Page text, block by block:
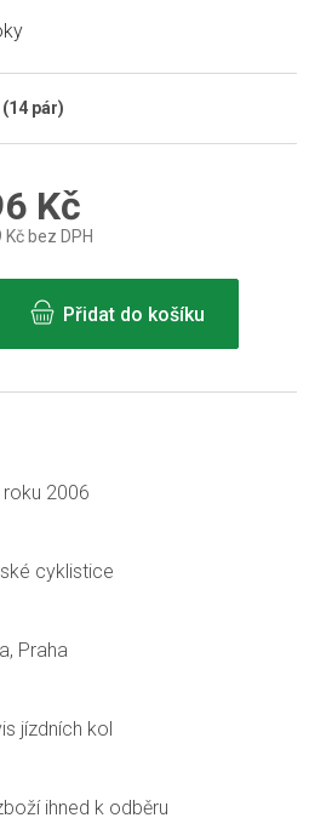
(14 pár)
Kč
Kč bez DPH
Přidat do košíku
2006
cyklistice
Praha
jízdních kol
ihned k odběru